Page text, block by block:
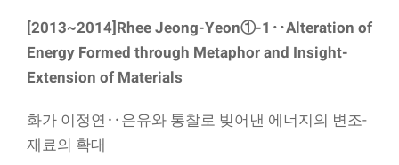
[2013~2014]Rhee Jeong-Yeon①-1‥Alteration of
Energy Formed through Metaphor and Insight-
Extension of Materials
화가 이정연‥은유와 통찰로 빚어낸 에너지의 변조-
재료의 확대